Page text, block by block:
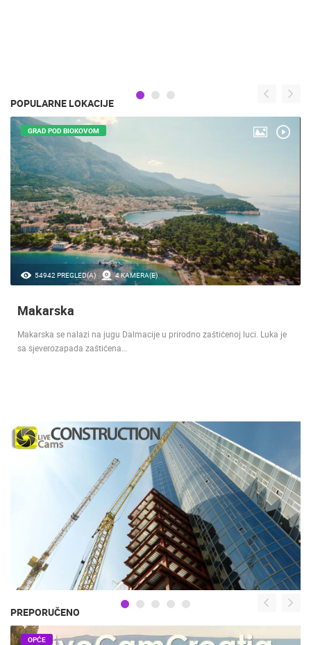
POPULARNE LOKACIJE
54942 PREGLED(A) 4 KAMERA(E)
GRAD POD BIOKOVOM
Makarska
Makarska se nalazi na jugu Dalmacije u prirodno zaštićenoj luci. Luka je
sa sjeverozapada zaštićena…
PREPORUČENO
OPĆE